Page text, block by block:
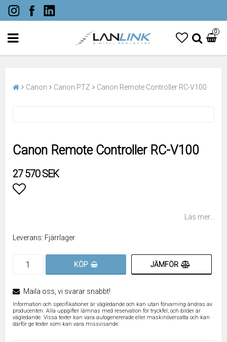
0
Canon Canon PTZ Canon Remote Controller RC-V100
Canon Remote Controller RC-V100
27 570 SEK
Läs mer...
Leverans: Fjärrlager
KÖP JÄMFÖR
Maila oss, vi svarar snabbt!
Information och specifikationer är vägledande och kan utan förvarning ändras av
producenten. Alla uppgifter lämnas med reservation för tryckfel, och bilder är
vägledande. Vissa texter kan vara autogenererade eller maskinöversatta och kan
därför ge texter som kan vara missvisande.